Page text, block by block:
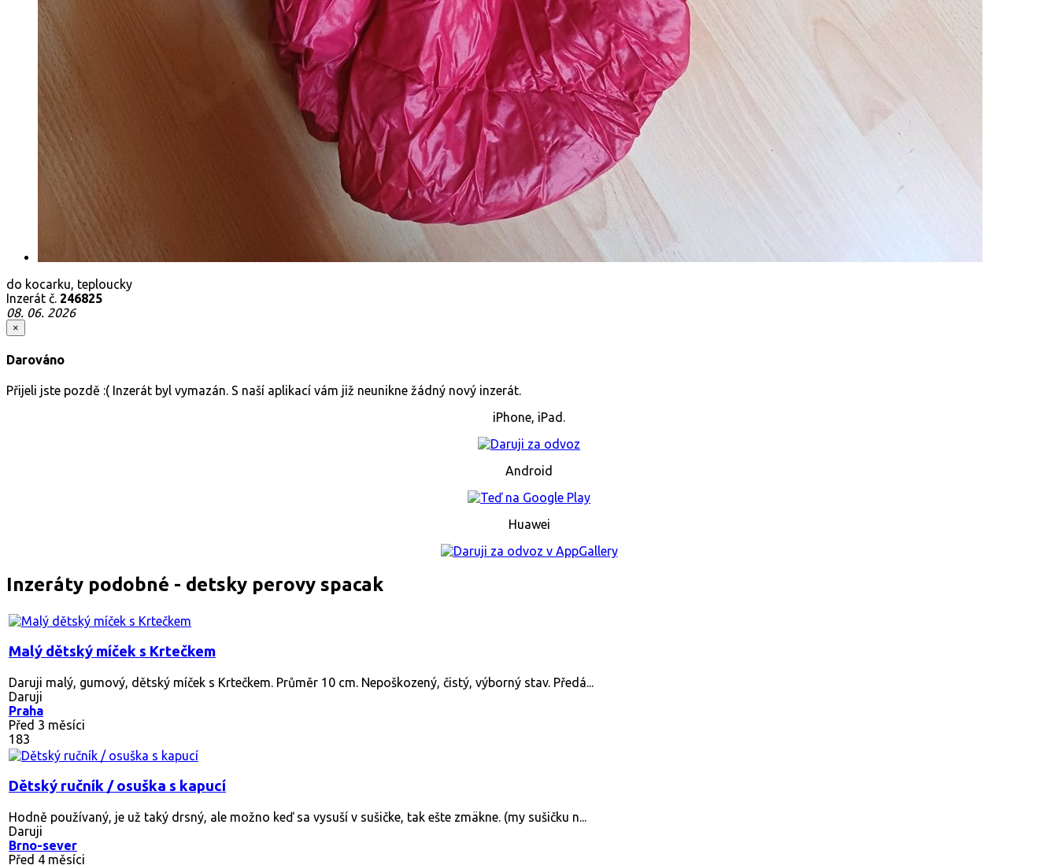
do kocarku, teploucky
Inzerát č. 246825
08. 06. 2026
×
Darováno
Přijeli jste pozdě :( Inzerát byl vymazán. S naší aplikací vám již neunikne žádný nový inzerát.
iPhone, iPad.
Android
Huawei
Inzeráty podobné - detsky perovy spacak
Malý dětský míček s Krtečkem
Daruji malý, gumový, dětský míček s Krtečkem. Průměr 10 cm. Nepoškozený, čistý, výborný stav. Předá...
Daruji
Praha
Před 3 měsíci
183
Dětský ručník / osuška s kapucí
Hodně používaný, je už taký drsný, ale možno keď sa vysuší v sušičke, tak ešte zmäkne. (my sušičku n...
Daruji
Brno-sever
Před 4 měsíci